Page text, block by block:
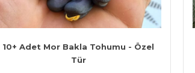
10+ Adet Mor Bakla Tohumu - Özel
Tür